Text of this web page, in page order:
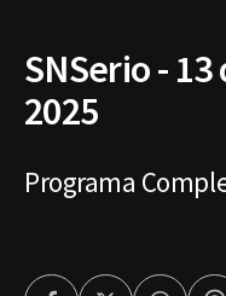
SNSerio -
2025
Programa